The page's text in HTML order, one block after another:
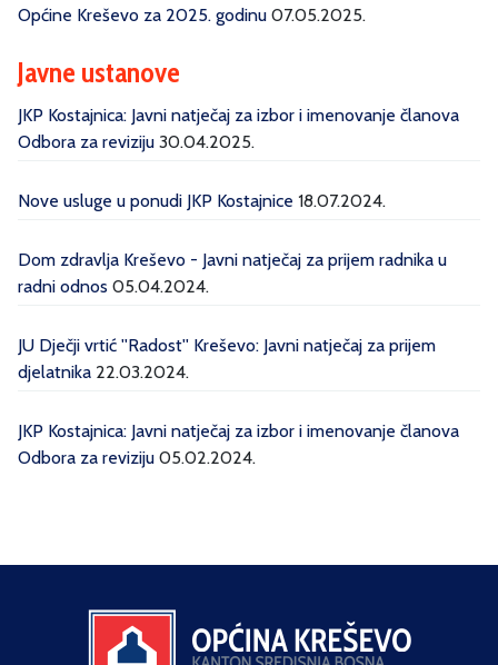
Općine Kreševo za 2025. godinu 07.05.2025.
Javne ustanove
JKP Kostajnica: Javni natječaj za izbor i imenovanje članova
Odbora za reviziju 30.04.2025.
Nove usluge u ponudi JKP Kostajnice 18.07.2024.
Dom zdravlja Kreševo - Javni natječaj za prijem radnika u
radni odnos 05.04.2024.
JU Dječji vrtić ''Radost'' Kreševo: Javni natječaj za prijem
djelatnika 22.03.2024.
JKP Kostajnica: Javni natječaj za izbor i imenovanje članova
Odbora za reviziju 05.02.2024.